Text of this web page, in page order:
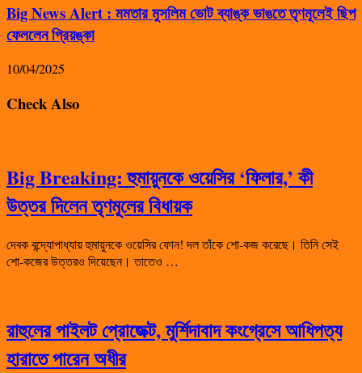
Big News Alert : মমতার মুসলিম ভোট ব্যাঙ্ক ভাঙতে তৃণমূলেই ছিপ
ফেললেন প্রিয়ঙ্কা
10/04/2025
Check Also
Big Breaking: হুমায়ুনকে ওয়েসির ‘ফিলার,’ কী
উত্তর দিলেন তৃণমূলের বিধায়ক
দেবক বন্দ্যোপাধ্যায় হুমায়ুনকে ওয়েসির ফোন! দল তাঁকে শো-কজ করেছে। তিনি সেই
শো-কজের উত্তরও দিয়েছেন। তাতেও …
রাহুলের পাইলট প্রোজেক্ট, মুর্শিদাবাদ কংগ্রেসে আধিপত্য
হারাতে পারেন অধীর